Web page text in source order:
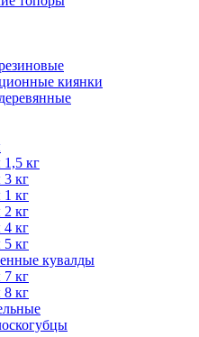
киянки
кг
кг
кг
кг
кг
кг
кувалды
кг
кг